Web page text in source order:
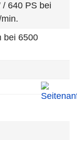
/ 640 PS bei
bei 6500